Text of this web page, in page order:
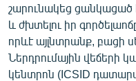
շարունակեց ցանկացած
և ժխտելու իր
որևէ այլնտրանք, բացի
Ներդրումային վեճերի
կենտրոն (ICSID